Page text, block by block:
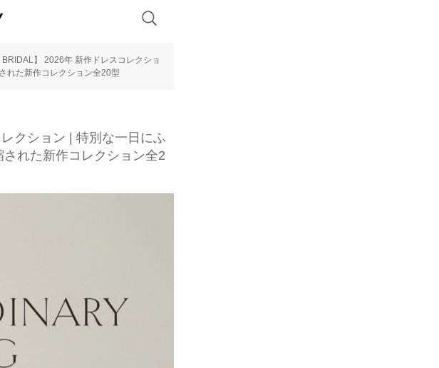
BRIDAL】 2026年 新作ドレスコレクショ
れた新作コレクション全20型
クション | 特別な一日にふ
れた新作コレクション全2